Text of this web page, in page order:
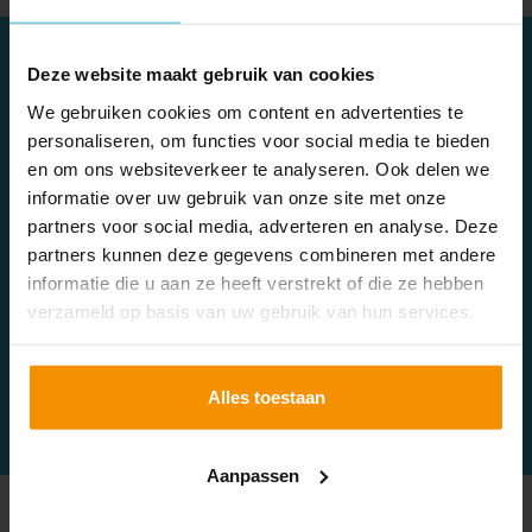
Deze website maakt gebruik van cookies
We gebruiken cookies om content en advertenties te
personaliseren, om functies voor social media te bieden
en om ons websiteverkeer te analyseren. Ook delen we
informatie over uw gebruik van onze site met onze
partners voor social media, adverteren en analyse. Deze
partners kunnen deze gegevens combineren met andere
informatie die u aan ze heeft verstrekt of die ze hebben
verzameld op basis van uw gebruik van hun services.
Alles toestaan
Aanpassen
LET OP!
De Hoge Raad heeft eind december 2021 beslist dat in
box 3 het werkelijke rendement van jouw vermogen
belast moet worden in plaats van een fictief rendement,
zoals dit wettelijk is bepaald. De uitwerking van het
arrest volgt naar verwachting halverwege dit jaar. Houd